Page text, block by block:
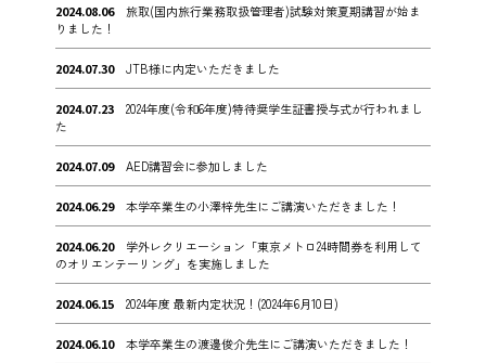
2024.08.06
旅取(国内旅行業務取扱管理者)試験対策夏期講習が始ま
りました！
2024.07.30 JTB様に内定いただきました
2024.07.23
2024年度(令和6年度)特待奨学生証書授与式が行われまし
た
2024.07.09 AED講習会に参加しました
2024.06.29 本学卒業生の小澤梓先生にご講演いただきました！
2024.06.20
学外レクリエーション「東京メトロ24時間券を利用して
のオリエンテーリング」を実施しました
2024.06.15 2024年度 最新内定状況！(2024年6月10日)
2024.06.10 本学卒業生の渡邊俊介先生にご講演いただきました！